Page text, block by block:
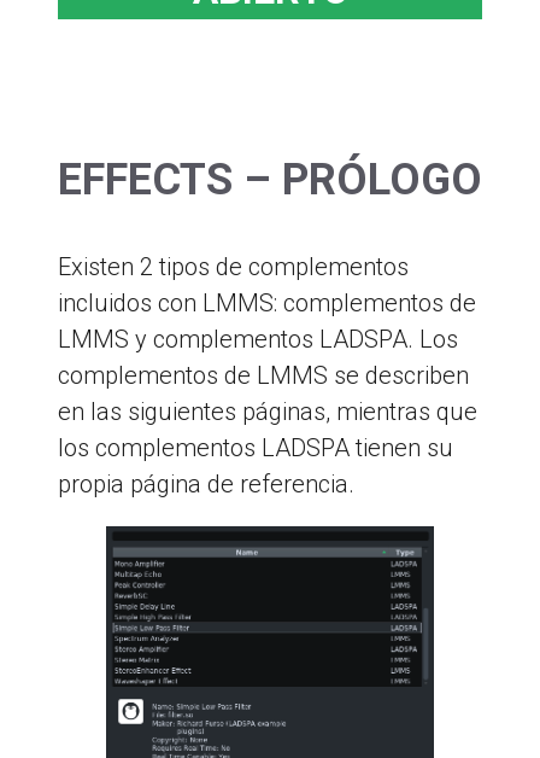
EFFECTS – PRÓLOGO
Existen 2 tipos de complementos
incluidos con LMMS: complementos de
LMMS y complementos LADSPA. Los
complementos de LMMS se describen
en las siguientes páginas, mientras que
los complementos LADSPA tienen su
propia página de referencia.